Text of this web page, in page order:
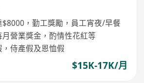
，勤工獎勵，員工宵夜/早餐
營業獎金，酌情性花紅等
侍產假及恩恤假
$15K-17K/月